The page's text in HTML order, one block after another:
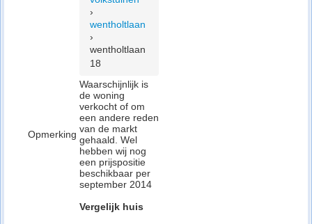
›
wentholtlaan
›
wentholtlaan
18
Opmerking
Waarschijnlijk is
de woning
verkocht of om
een andere reden
van de markt
gehaald. Wel
hebben wij nog
een prijspositie
beschikbaar per
september 2014
Vergelijk huis